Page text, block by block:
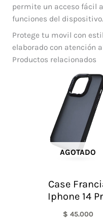
permite un acceso fácil
funciones del dispositivo.
Protege tu movil con
elaborado con atención
Productos relacionados
AGOTADO
Case
Iphone 14
$ 45.000